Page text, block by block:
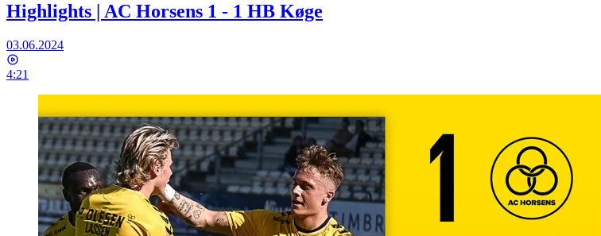
Highlights | AC Horsens 1 - 1 HB Køge
03.06.2024
4:21